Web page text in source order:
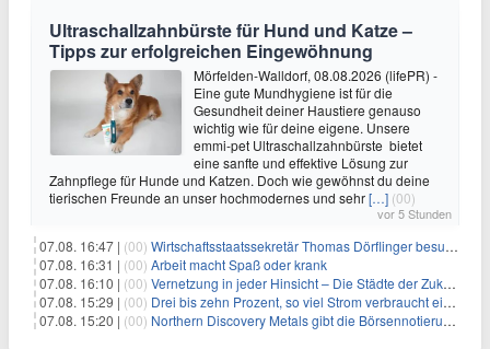
Ultraschallzahnbürste für Hund und Katze –
Tipps zur erfolgreichen Eingewöhnung
Mörfelden-Walldorf, 08.08.2026 (lifePR) -
Eine gute Mundhygiene ist für die
Gesundheit deiner Haustiere genauso
wichtig wie für deine eigene. Unsere
emmi-pet Ultraschallzahnbürste bietet
eine sanfte und effektive Lösung zur
Zahnpflege für Hunde und Katzen. Doch wie gewöhnst du deine
tierischen Freunde an unser hochmodernes und sehr[…] (00)
vor 5 Stunden
07.08. 16:47 | (00) Wirtschaftsstaatssekretär Thomas Dörflinger besucht Handwerksbetrieb im Kammerbezirk Freiburg
07.08. 16:31 | (00) Arbeit macht Spaß oder krank
07.08. 16:10 | (00) Vernetzung in jeder Hinsicht – Die Städte der Zukunft sind grün-blau
07.08. 15:29 | (00) Drei bis zehn Prozent, so viel Strom verbraucht ein Aufzug im Gebäude
07.08. 15:20 | (00) Northern Discovery Metals gibt die Börsennotierung an der Frankfurter Wertpapierbörse bekannt